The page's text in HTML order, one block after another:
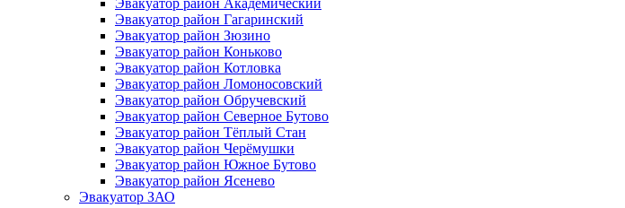
Эвакуатор район Академический
Эвакуатор район Гагаринский
Эвакуатор район Зюзино
Эвакуатор район Коньково
Эвакуатор район Котловка
Эвакуатор район Ломоносовский
Эвакуатор район Обручевский
Эвакуатор район Северное Бутово
Эвакуатор район Тёплый Стан
Эвакуатор район Черёмушки
Эвакуатор район Южное Бутово
Эвакуатор район Ясенево
Эвакуатор ЗАО